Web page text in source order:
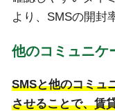
より、SMSの開封
他のコミュニケ
SMSと他のコミュ
させることで、賃